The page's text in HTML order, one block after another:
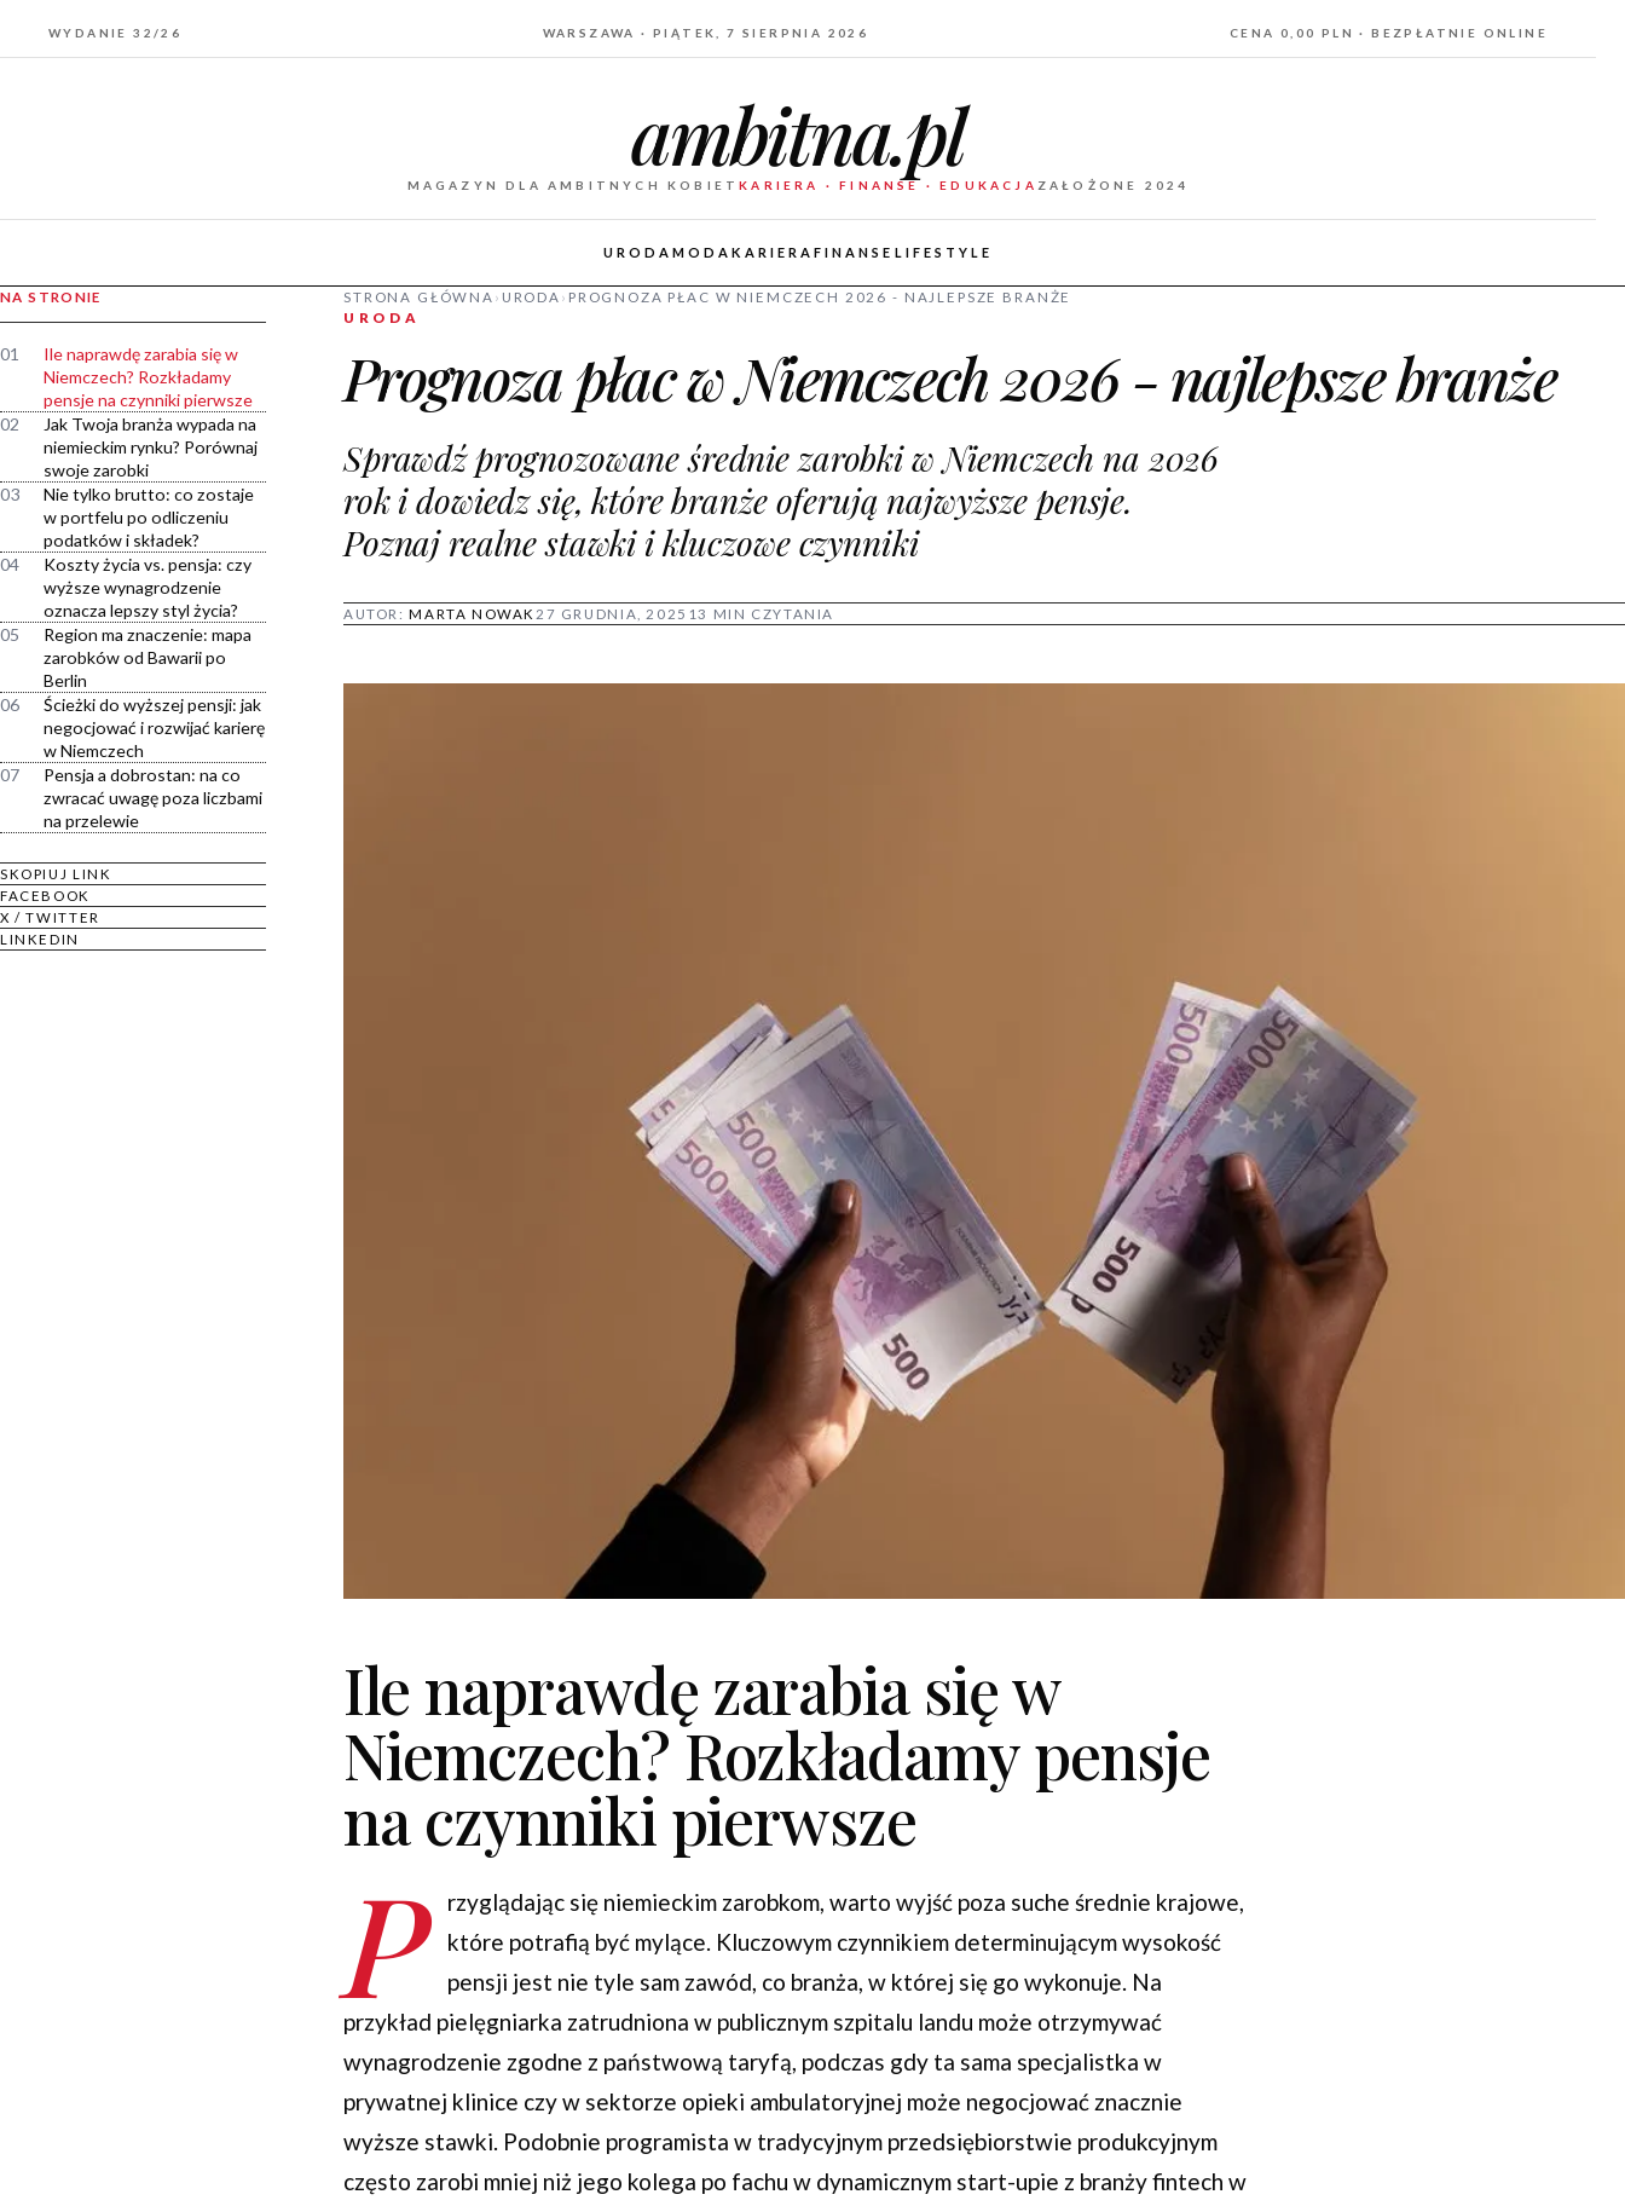
WYDANIE 32/26 WARSZAWA · PIĄTEK, 7 SIERPNIA 2026 CENA 0,00 PLN · BEZPŁATNIE ONLINE
ambitna.pl
MAGAZYN DLA AMBITNYCH KOBIETKARIERA · FINANSE · EDUKACJA ZAŁOŻONE 2024
URODAMODAKARIERA FINANSE LIFESTYLE
NA STRONIE
01
Ile naprawdę zarabia się w
Niemczech? Rozkładamy
pensje na czynniki pierwsze
02
Jak Twoja branża wypada na
niemieckim rynku? Porównaj
swoje zarobki
03
Nie tylko brutto: co zostaje
w portfelu po odliczeniu
podatków i składek?
04
Koszty życia vs. pensja: czy
wyższe wynagrodzenie
oznacza lepszy styl życia?
05
Region ma znaczenie: mapa
zarobków od Bawarii po
Berlin
06
Ścieżki do wyższej pensji: jak
negocjować i rozwijać karierę
w Niemczech
07
Pensja a dobrostan: na co
zwracać uwagę poza liczbami
na przelewie
SKOPIUJ LINK
FACEBOOK
X / TWITTER
LINKEDIN
STRONA GŁÓWNA › URODA › PROGNOZA PŁAC W NIEMCZECH 2026 - NAJLEPSZE BRANŻE
URODA
Prognoza płac w Niemczech 2026 - najlepsze branże
Sprawdź prognozowane średnie zarobki w Niemczech na 2026
rok i dowiedz się, które branże oferują najwyższe pensje.
Poznaj realne stawki i kluczowe czynniki
AUTOR:MARTA NOWAK 27 GRUDNIA, 2025 13 MIN CZYTANIA
Ile naprawdę zarabia się w
Niemczech? Rozkładamy pensje
na czynniki pierwsze
P
rzyglądając się niemieckim zarobkom, warto wyjść poza suche średnie krajowe,
które potrafią być mylące. Kluczowym czynnikiem determinującym wysokość
pensji jest nie tyle sam zawód, co branża, w której się go wykonuje. Na
przykład pielęgniarka zatrudniona w publicznym szpitalu landu może otrzymywać
wynagrodzenie zgodne z państwową taryfą, podczas gdy ta sama specjalistka w
prywatnej klinice czy w sektorze opieki ambulatoryjnej może negocjować znacznie
wyższe stawki. Podobnie programista w tradycyjnym przedsiębiorstwie produkcyjnym
często zarobi mniej niż jego kolega po fachu w dynamicznym start-upie z branży fintech w